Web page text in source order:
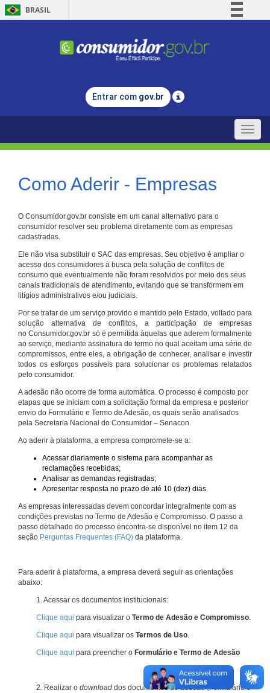
BRASIL
Comunica BR
Legislação
Entrar com gov.br
Toggle
Como Aderir - Empresas
O Consumidor.gov.br consiste em um canal alternativo para o
consumidor resolver seu problema diretamente com as empresas
cadastradas.
Ele não visa substituir o SAC das empresas. Seu objetivo é ampliar o
acesso dos consumidores à busca pela solução de conflitos de
consumo que eventualmente não foram resolvidos por meio dos seus
canais tradicionais de atendimento, evitando que se transformem em
litígios administrativos e/ou judiciais.
Por se tratar de um serviço provido e mantido pelo Estado, voltado para
solução alternativa de conflitos, a participação de empresas
no Consumidor.gov.br só é permitida àquelas que aderem formalmente
ao serviço, mediante assinatura de termo no qual aceitam uma série de
compromissos, entre eles, a obrigação de conhecer, analisar e investir
todos os esforços possíveis para solucionar os problemas relatados
pelo consumidor.
A adesão não ocorre de forma automática. O processo é composto por
etapas que se iniciam com a solicitação formal da empresa e posterior
envio do Formulário e Termo de Adesão, os quais serão analisados
pela Secretaria Nacional do Consumidor – Senacon.
Ao aderir à plataforma, a empresa compromete-se a:
Acessar diariamente o sistema para acompanhar as
reclamações recebidas;
Analisar as demandas registradas;
Apresentar resposta no prazo de até 10 (dez) dias.
As empresas interessadas devem concordar integralmente com as
condições previstas no Termo de Adesão e Compromisso. O passo a
passo detalhado do processo encontra-se disponível no item 12 da
seção Perguntas Frequentes (FAQ) da plataforma.
Para aderir à plataforma, a empresa deverá seguir as orientações
abaixo:
1. Acessar os documentos institucionais:
Clique aqui para visualizar o Termo de Adesão e Compromisso.
Clique aqui para visualizar os Termos de Uso.
Clique aqui para preencher o Formulário e Termo de Adesão
2. Realizar o download dos documentos de adesão (Formulário e